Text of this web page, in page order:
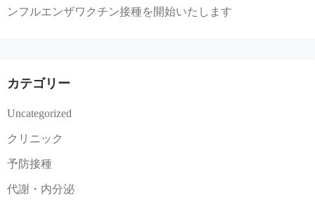
ンフルエンザワクチン接種を開始いたします
カテゴリー
Uncategorized
クリニック
予防接種
代謝・内分泌